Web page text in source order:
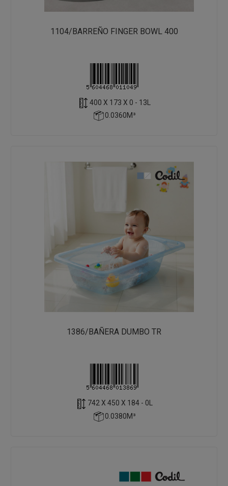
1104/BARREÑO FINGER BOWL 400
400 X 173 X 0 - 13L
0.0360M³
1386/BAÑERA DUMBO TR
742 X 450 X 184 - 0L
0.0380M³